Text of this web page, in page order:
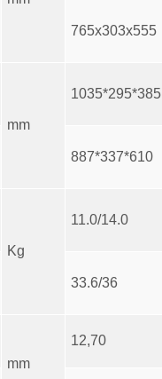
765x303x555
mm
1035*295*385
887*337*610
Kg
11.0/14.0
33.6/36
mm
12,70